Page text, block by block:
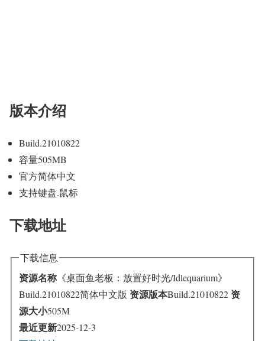
版本介绍
Build.21010822
容量505MB
官方简体中文
支持键盘.鼠标
下载地址
下载信息
资源名称 《桌面鱼老板：放置好时光/Idlequarium》
Build.21010822简体中文版 资源版本Build.21010822 资
源大小505M
最近更新2025-12-3